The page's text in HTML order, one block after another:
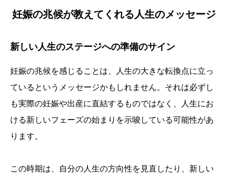
妊娠の兆候が教えてくれる人生のメッセージ
新しい人生のステージへの準備のサイン
妊娠の兆候を感じることは、人生の大きな転換点に立っ
ているというメッセージかもしれません。それは必ずし
も実際の妊娠や出産に直結するものではなく、人生にお
ける新しいフェーズの始まりを示唆している可能性があ
ります。
この時期は、自分の人生の方向性を見直したり、新しい